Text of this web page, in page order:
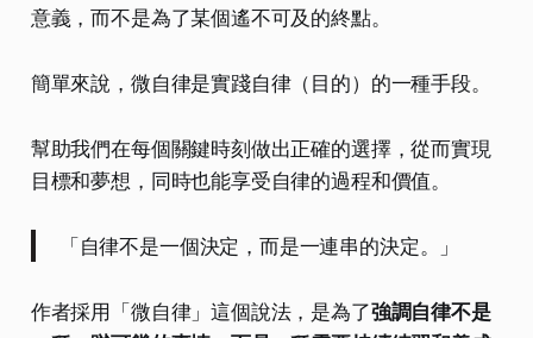
意義，而不是為了某個遙不可及的終點。
簡單來說，微自律是實踐自律（目的）的一種手段。
幫助我們在每個關鍵時刻做出正確的選擇，從而實現
目標和夢想，同時也能享受自律的過程和價值。
「自律不是一個決定，而是一連串的決定。」
作者採用「微自律」這個說法，是為了強調自律不是